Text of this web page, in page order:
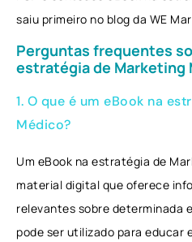
saiu primeiro no blog da WE
Perguntas frequentes
estratégia de Marketing
1. O que é um eBook na
Médico?
Um eBook na estratégia de
material digital que oferece
relevantes sobre determinada
pode ser utilizado para educar